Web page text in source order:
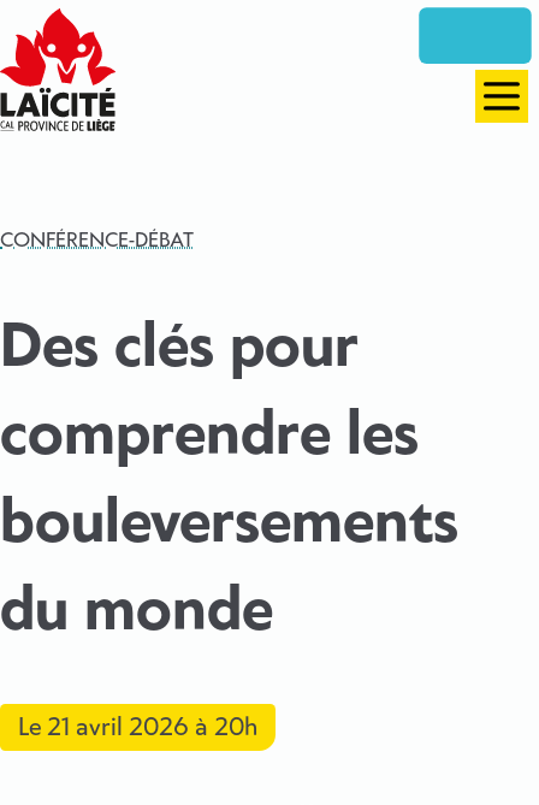
directement
vers
le
contenu
CONFÉRENCE-DÉBAT
Des clés pour
comprendre les
bouleversements
du monde
Le 21 avril 2026 à 20h